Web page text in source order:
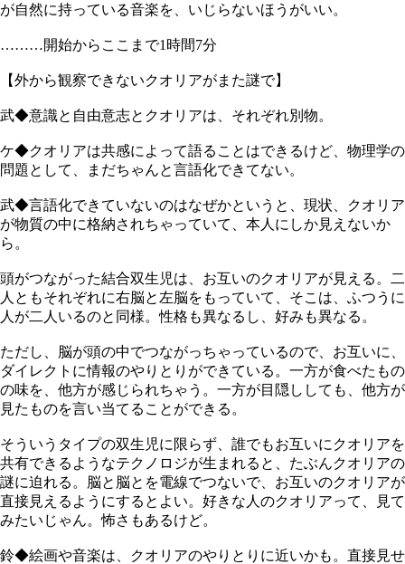
が自然に持っている音楽を、いじらないほうがいい。
………開始からここまで1時間7分
【外から観察できないクオリアがまた謎で】
武◆意識と自由意志とクオリアは、それぞれ別物。
ケ◆クオリアは共感によって語ることはできるけど、物理学の
問題として、まだちゃんと言語化できてない。
武◆言語化できていないのはなぜかというと、現状、クオリア
が物質の中に格納されちゃっていて、本人にしか見えないか
ら。
頭がつながった結合双生児は、お互いのクオリアが見える。二
人ともそれぞれに右脳と左脳をもっていて、そこは、ふつうに
人が二人いるのと同様。性格も異なるし、好みも異なる。
ただし、脳が頭の中でつながっちゃっているので、お互いに、
ダイレクトに情報のやりとりができている。一方が食べたもの
の味を、他方が感じられちゃう。一方が目隠ししても、他方が
見たものを言い当てることができる。
そういうタイプの双生児に限らず、誰でもお互いにクオリアを
共有できるようなテクノロジが生まれると、たぶんクオリアの
謎に迫れる。脳と脳とを電線でつないで、お互いのクオリアが
直接見えるようにするとよい。好きな人のクオリアって、見て
みたいじゃん。怖さもあるけど。
鈴◆絵画や音楽は、クオリアのやりとりに近いかも。直接見せ